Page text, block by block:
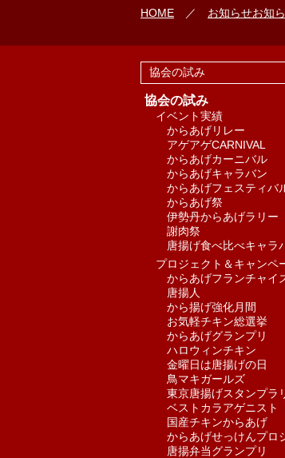
HOME ／ お知らせお知
協会の試み
協会の試み
イベント実績
からあげリレー
アゲアゲCARNIVAL
からあげカーニバル
からあげキャラバン
からあげフェスティバ
からあげ祭
伊勢丹からあげラリー
謝肉祭
唐揚げ食べ比べキャラ
プロジェクト＆キャンペ
からあげフランチャイ
唐揚人
から揚げ強化月間
お気軽チキン総選挙
からあげグランプリ
ハロウィンチキン
金曜日は唐揚げの日
鳥マキガールズ
東京唐揚げスタンプラ
ベストカラアゲニスト
国産チキンからあげ
からあげせっけんプロ
唐揚弁当グランプリ